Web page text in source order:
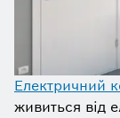
Електричний
живиться від